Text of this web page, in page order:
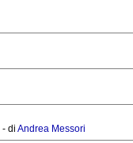
- di Andrea Messori